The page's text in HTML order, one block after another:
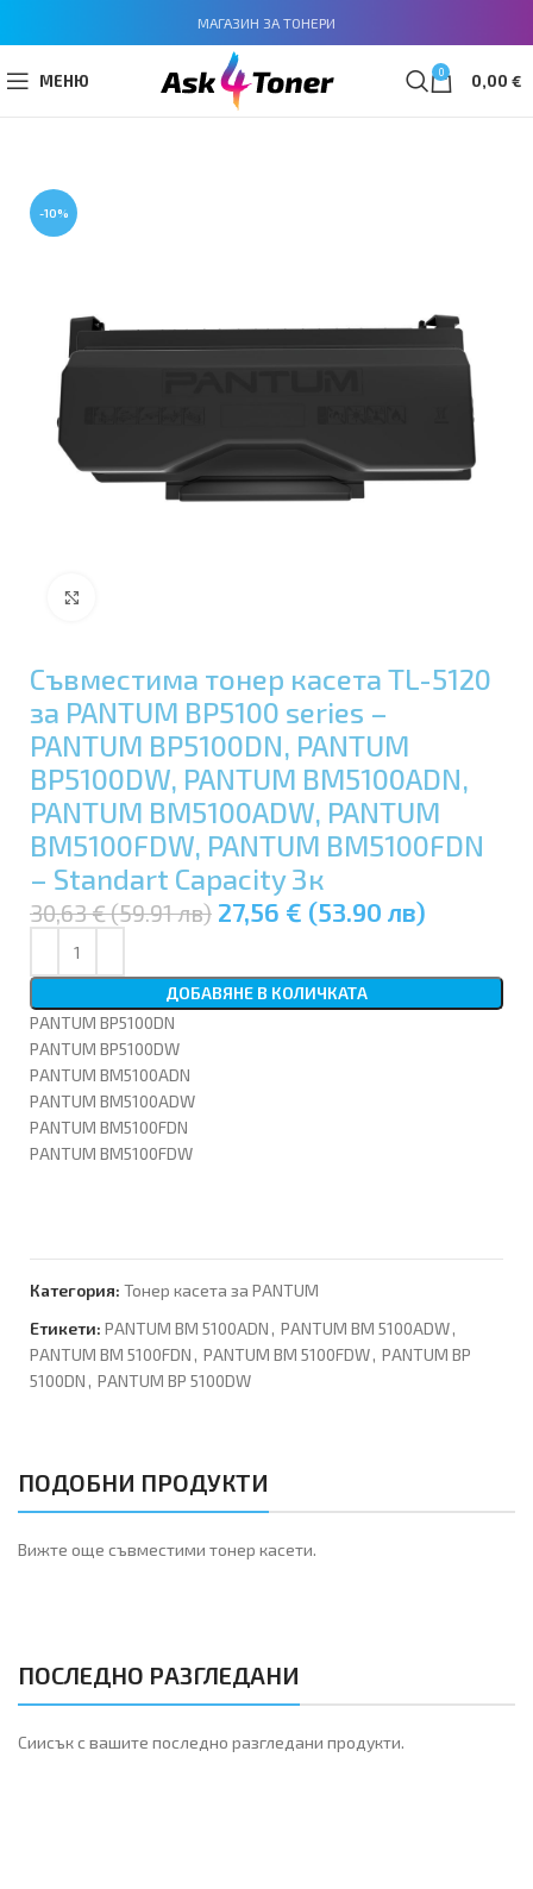
МАГАЗИН ЗА ТОНЕРИ
МЕНЮ 0 0,00 €
-10%
Съвместима тонер касета TL-5120
за PANTUM BP5100 series –
PANTUM BP5100DN, PANTUM
BP5100DW, PANTUM BM5100ADN,
PANTUM BM5100ADW, PANTUM
BM5100FDW, PANTUM BM5100FDN
– Standart Capacity 3к
30,63 € (59.91 лв) 27,56 € (53.90 лв)
ДОБАВЯНЕ В КОЛИЧКАТА
PANTUM BP5100DN
PANTUM BP5100DW
PANTUM BM5100ADN
PANTUM BM5100ADW
PANTUM BM5100FDN
PANTUM BM5100FDW
Категория: Тонер касета за PANTUM
Етикети: PANTUM BM 5100ADN , PANTUM BM 5100ADW,
PANTUM BM 5100FDN , PANTUM BM 5100FDW, PANTUM BP
5100DN , PANTUM BP 5100DW
ПОДОБНИ ПРОДУКТИ
Вижте още съвместими тонер касети.
ПОСЛЕДНО РАЗГЛЕДАНИ
Сиисък с вашите последно разгледани продукти.